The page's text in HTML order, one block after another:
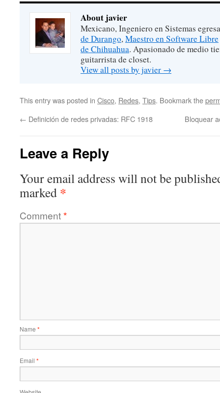
About javier
Mexicano, Ingeniero en Sistemas
de Durango,Maestro en Software Libre
de Chihuahua. Apasionado de medio
guitarrista de closet.
View all posts by javier →
This entry was posted in Cisco, Redes, Tips. Bookmark the
← Definición de redes privadas: RFC 1918 Bloquear
Leave a Reply
Your email address will not be
marked *
Comment*
Name *
Email *